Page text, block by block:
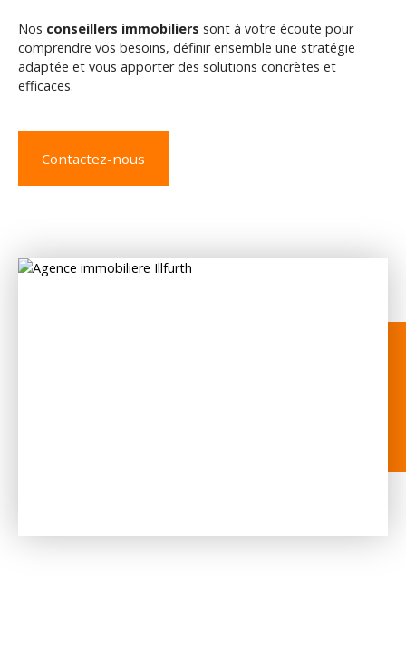
Nos conseillers immobiliers sont à votre écoute pour
comprendre vos besoins, définir ensemble une stratégie
adaptée et vous apporter des solutions concrètes et
efficaces.
Contactez-nous